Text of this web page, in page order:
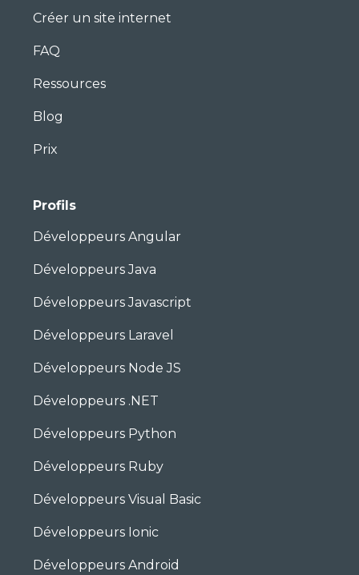
Créer un site internet
FAQ
Ressources
Blog
Prix
Profils
Développeurs Angular
Développeurs Java
Développeurs Javascript
Développeurs Laravel
Développeurs Node JS
Développeurs .NET
Développeurs Python
Développeurs Ruby
Développeurs Visual Basic
Développeurs Ionic
Développeurs Android